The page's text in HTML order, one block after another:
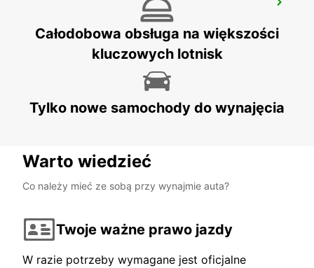
HILDESHEIM - GERMANY
Całodobowa obsługa na większości
kluczowych lotnisk
Tylko nowe samochody do wynajęcia
Warto wiedzieć
Co należy mieć ze sobą przy wynajmie auta?
Twoje ważne prawo jazdy
W razie potrzeby wymagane jest oficjalne